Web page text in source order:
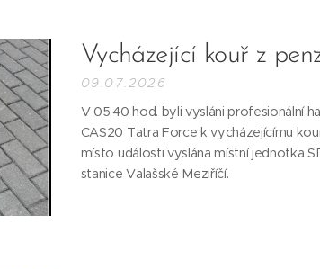
Vycházející kouř z
09.07.2026
V 05:40 hod. byli vysláni profesionální
CAS20 Tatra Force k vycházejícímu
místo události vyslána místní jednotka
stanice Valašské Meziříčí.